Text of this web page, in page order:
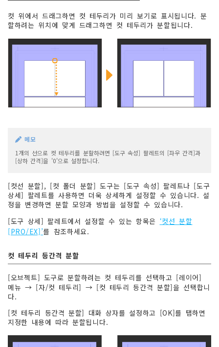
컷 위에서 드래그하면 컷 테두리가 미리 보기로 표시됩니다. 분
할하려는 위치에 맞게 드래그하면 컷 테두리가 분할됩니다.
메모
1개의 선으로 컷 테두리를 분할하려면 [도구 속성] 팔레트의 [좌우 간격]과
[상하 간격]을 '0'으로 설정합니다.
[컷선 분할], [컷 폴더 분할] 도구는 [도구 속성] 팔레트나 [도구
상세] 팔레트를 사용하면 더욱 상세하게 설정할 수 있습니다. 설
정을 변경하면 분할 모양과 방법을 설정할 수 있습니다.
[도구 상세] 팔레트에서 설정할 수 있는 항목은 ‘컷선 분할
[PRO/EX]’를 참조하세요.
컷 테두리 등간격 분할
[오브젝트] 도구로 분할하려는 컷 테두리를 선택하고 [레이어]
메뉴 → [자/컷 테두리] → [컷 테두리 등간격 분할]을 선택합니
다.
[컷 테두리 등간격 분할] 대화 상자를 설정하고 [OK]를 탭하면
지정한 내용에 따라 분할됩니다.